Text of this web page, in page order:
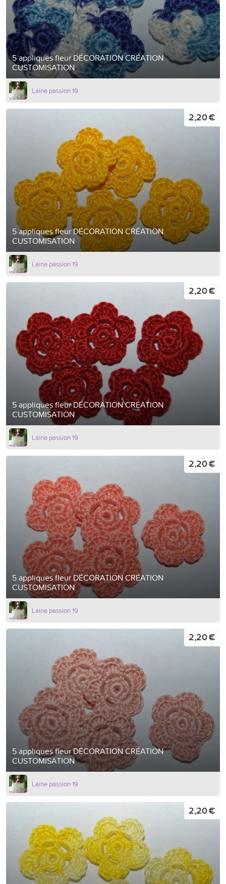
5 appliques fleur DÉCORATION CRÉATION
CUSTOMISATION
Laine passion 19
5 appliques fleur DÉCORATION CRÉATION
CUSTOMISATION
2,20 €
Laine passion 19
5 appliques fleur DÉCORATION CRÉATION
CUSTOMISATION
2,20 €
Laine passion 19
5 appliques fleur DÉCORATION CRÉATION
CUSTOMISATION
2,20 €
Laine passion 19
5 appliques fleur DÉCORATION CRÉATION
CUSTOMISATION
2,20 €
Laine passion 19
2,20 €